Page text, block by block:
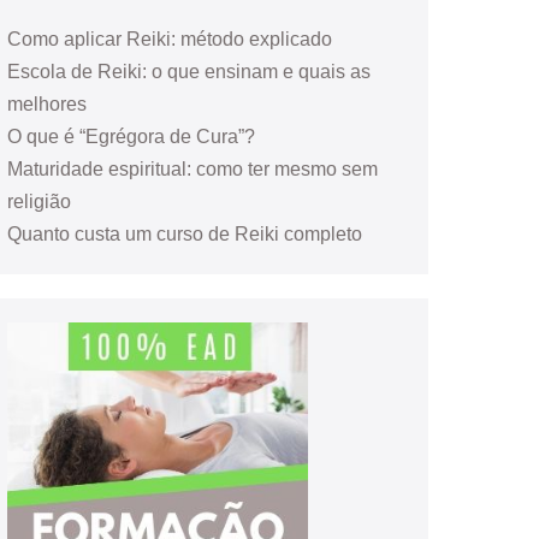
Como aplicar Reiki: método explicado
Escola de Reiki: o que ensinam e quais as
melhores
O que é “Egrégora de Cura”?
Maturidade espiritual: como ter mesmo sem
religião
Quanto custa um curso de Reiki completo